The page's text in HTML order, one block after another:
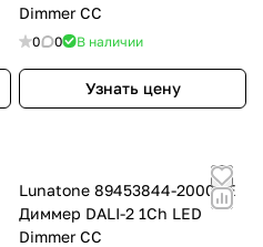
Dimmer CC
0 0 В наличии
Узнать цену
Lunatone 89453844-2000DE
Диммер DALI-2 1Ch LED
Dimmer CC